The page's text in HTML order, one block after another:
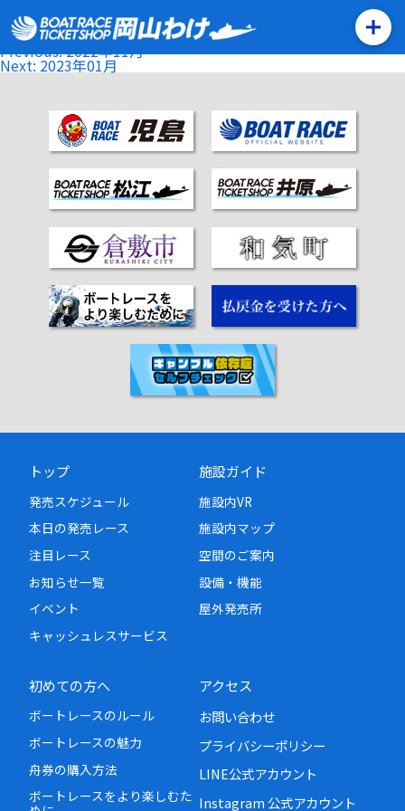
Posted on2022年11月29日bymalm_okayamawake
Posted in未分類
投
稿
ナ
Previous:2022年11月
Next: 2023年01月
トップ
発売スケジュール
本日の発売レース
注目レース
お知らせ一覧
イベント
キャッシュレスサービス
施設ガイド
施設内VR
施設内マップ
空間のご案内
設備・機能
屋外発売所
初めての方へ
ボートレースのルール
ボートレースの魅力
舟券の購入方法
ボートレースをより楽しむた
アクセス
お問い合わせ
プライバシーポリシー
LINE公式アカウント
Instagram 公式アカウント